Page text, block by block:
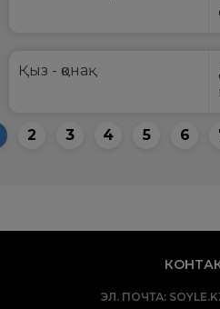
Қыз - қонақ.
2 3 4 5 6
ЭЛ. ПОЧТА: